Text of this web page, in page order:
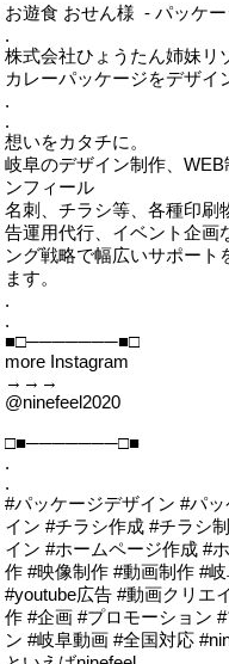
お遊食 おせん様 - パッケ
.
株式会社ひょうたん姉妹リ
カレーパッケージをデザイ
.
.
想いをカタチに。
岐阜のデザイン制作、
ンフィール
名刺、チラシ等、各種印刷
告運用代行、イベント企画
ング戦略で幅広いサポート
ます。
.
.
■□───────■□
more Instagram
→→→
@ninefeel2020
□■───────□■
.
.
#パッケージデザイン #パ
イン #チラシ作成 #チラシ
イン #ホームページ作成 #
作 #映像制作 #動画制作 #
#youtube広告 #動画クリエ
作 #企画 #プロモーション
ン #岐阜動画 #全国対応